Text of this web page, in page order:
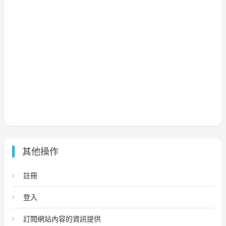
其他操作
註冊
登入
訂閱網站內容的資訊提供